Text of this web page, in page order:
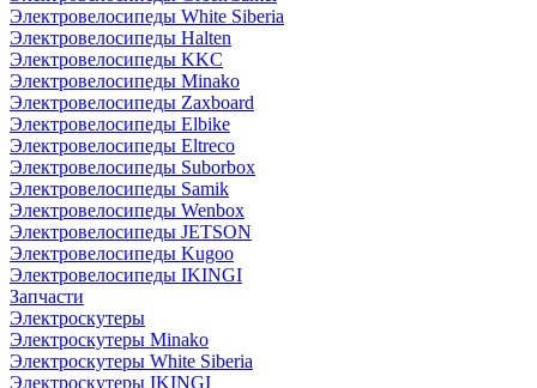
Электровелосипеды White Siberia
Электровелосипеды Halten
Электровелосипеды KKC
Электровелосипеды Minako
Электровелосипеды Zaxboard
Электровелосипеды Elbike
Электровелосипеды Eltreco
Электровелосипеды Suborbox
Электровелосипеды Samik
Электровелосипеды Wenbox
Электровелосипеды JETSON
Электровелосипеды Kugoo
Электровелосипеды IKINGI
Запчасти
Электроскутеры
Электроскутеры Minako
Электроскутеры White Siberia
Электроскутеры IKINGI